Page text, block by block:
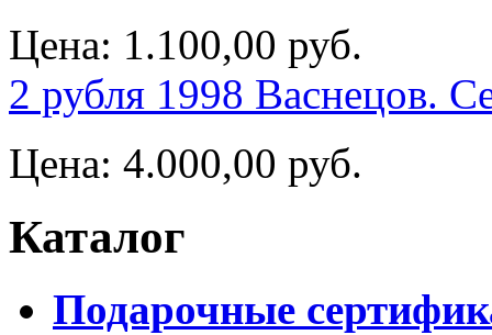
Цена: 1.100,00 руб.
2 рубля 1998 Васнецов.
Цена: 4.000,00 руб.
Каталог
Подарочные